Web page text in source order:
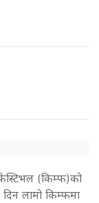
फेस्टिभल (किम्फ)को
लामो किम्फमा